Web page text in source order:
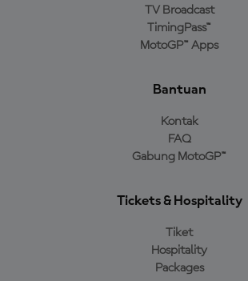
TV Broadcast
TimingPass™
MotoGP™ Apps
Bantuan
Kontak
FAQ
Gabung MotoGP™
Tickets & Hospitality
Tiket
Hospitality
Packages